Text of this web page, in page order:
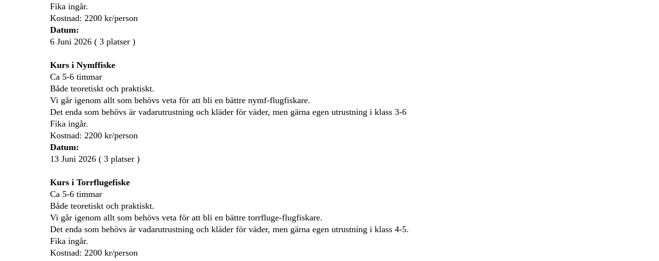
Fika ingår.
Kostnad: 2200 kr/person
Datum:
6 Juni 2026 ( 3 platser )
Kurs i Nymffiske
Ca 5-6 timmar
Både teoretiskt och praktiskt.
Vi går igenom allt som behövs veta för att bli en bättre nymf-flugfiskare.
Det enda som behövs är vadarutrustning och kläder för väder, men gärna egen utrustning i klass 3-6
Fika ingår.
Kostnad: 2200 kr/person
Datum:
13 Juni 2026 ( 3 platser )
Kurs i Torrflugefiske
Ca 5-6 timmar
Både teoretiskt och praktiskt.
Vi går igenom allt som behövs veta för att bli en bättre torrfluge-flugfiskare.
Det enda som behövs är vadarutrustning och kläder för väder, men gärna egen utrustning i klass 4-5.
Fika ingår.
Kostnad: 2200 kr/person